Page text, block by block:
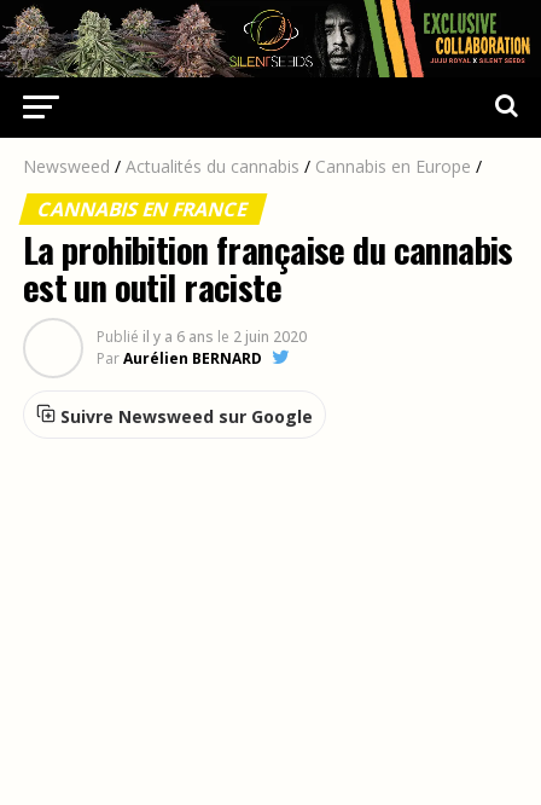
Newsweed / Actualités du cannabis / Cannabis en Europe /
CANNABIS EN FRANCE
La prohibition française du cannabis
est un outil raciste
Publié il y a 6 ans le 2 juin 2020
ParAurélien BERNARD
Suivre Newsweed sur Google